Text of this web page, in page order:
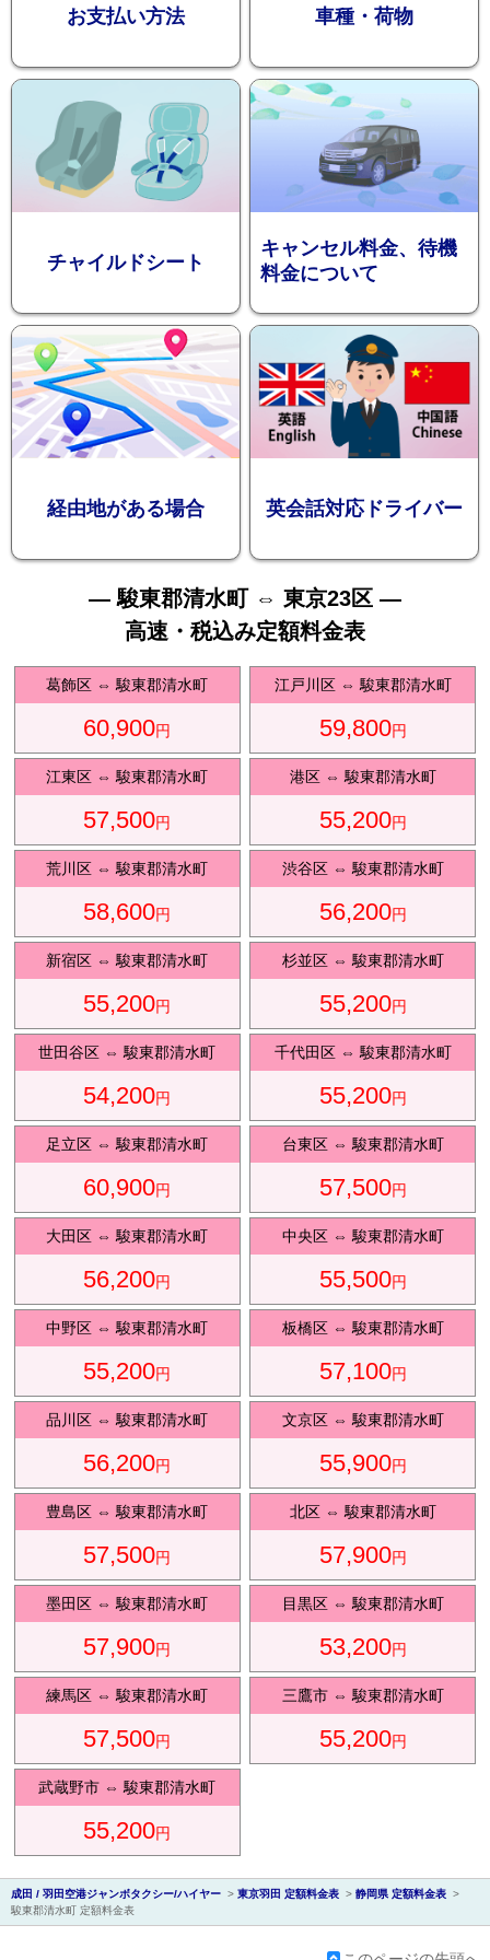
ション
お勧め
送迎プ
ラン
観光タクシ
ー
ディズニ
ー送迎
東
京
成
田
会社紹
介
お支払い方法 車種・荷物
チャイルドシート
キャンセル料金、待機
料金について
経由地がある場合 英会話対応ドライバー
— 駿東郡清水町 ⇔ 東京23区 —
高速・税込み定額料金表
葛飾区 ⇔駿東郡清水町
60,900円
江戸川区⇔駿東郡清水町
59,800円
江東区 ⇔駿東郡清水町
57,500円
港区⇔駿東郡清水町
55,200円
荒川区 ⇔駿東郡清水町
58,600円
渋谷区⇔駿東郡清水町
56,200円
新宿区 ⇔駿東郡清水町
55,200円
杉並区⇔駿東郡清水町
55,200円
世田谷区 ⇔駿東郡清水町
54,200円
千代田区⇔駿東郡清水町
55,200円
足立区 ⇔駿東郡清水町
60,900円
台東区⇔駿東郡清水町
57,500円
大田区 ⇔駿東郡清水町
56,200円
中央区⇔駿東郡清水町
55,500円
中野区 ⇔駿東郡清水町
55,200円
板橋区⇔駿東郡清水町
57,100円
品川区 ⇔駿東郡清水町
56,200円
文京区⇔駿東郡清水町
55,900円
豊島区 ⇔駿東郡清水町
57,500円
北区⇔駿東郡清水町
57,900円
墨田区 ⇔駿東郡清水町
57,900円
目黒区⇔駿東郡清水町
53,200円
練馬区 ⇔駿東郡清水町
57,500円
三鷹市⇔駿東郡清水町
55,200円
武蔵野市 ⇔駿東郡清水町
55,200円
成田 / 羽田空港ジャンボタクシー/ハイヤー > 東京羽田 定額料金表 > 静岡県 定額料金表 >
駿東郡清水町 定額料金表